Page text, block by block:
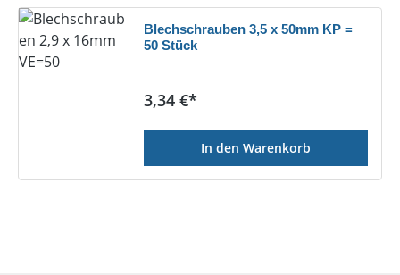
Blechschrauben 3,5 x 50mm KP =
50 Stück
Regulärer Preis:
3,34 €*
In den Warenkorb